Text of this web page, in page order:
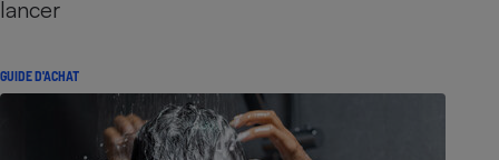
lancer
GUIDE D'ACHAT